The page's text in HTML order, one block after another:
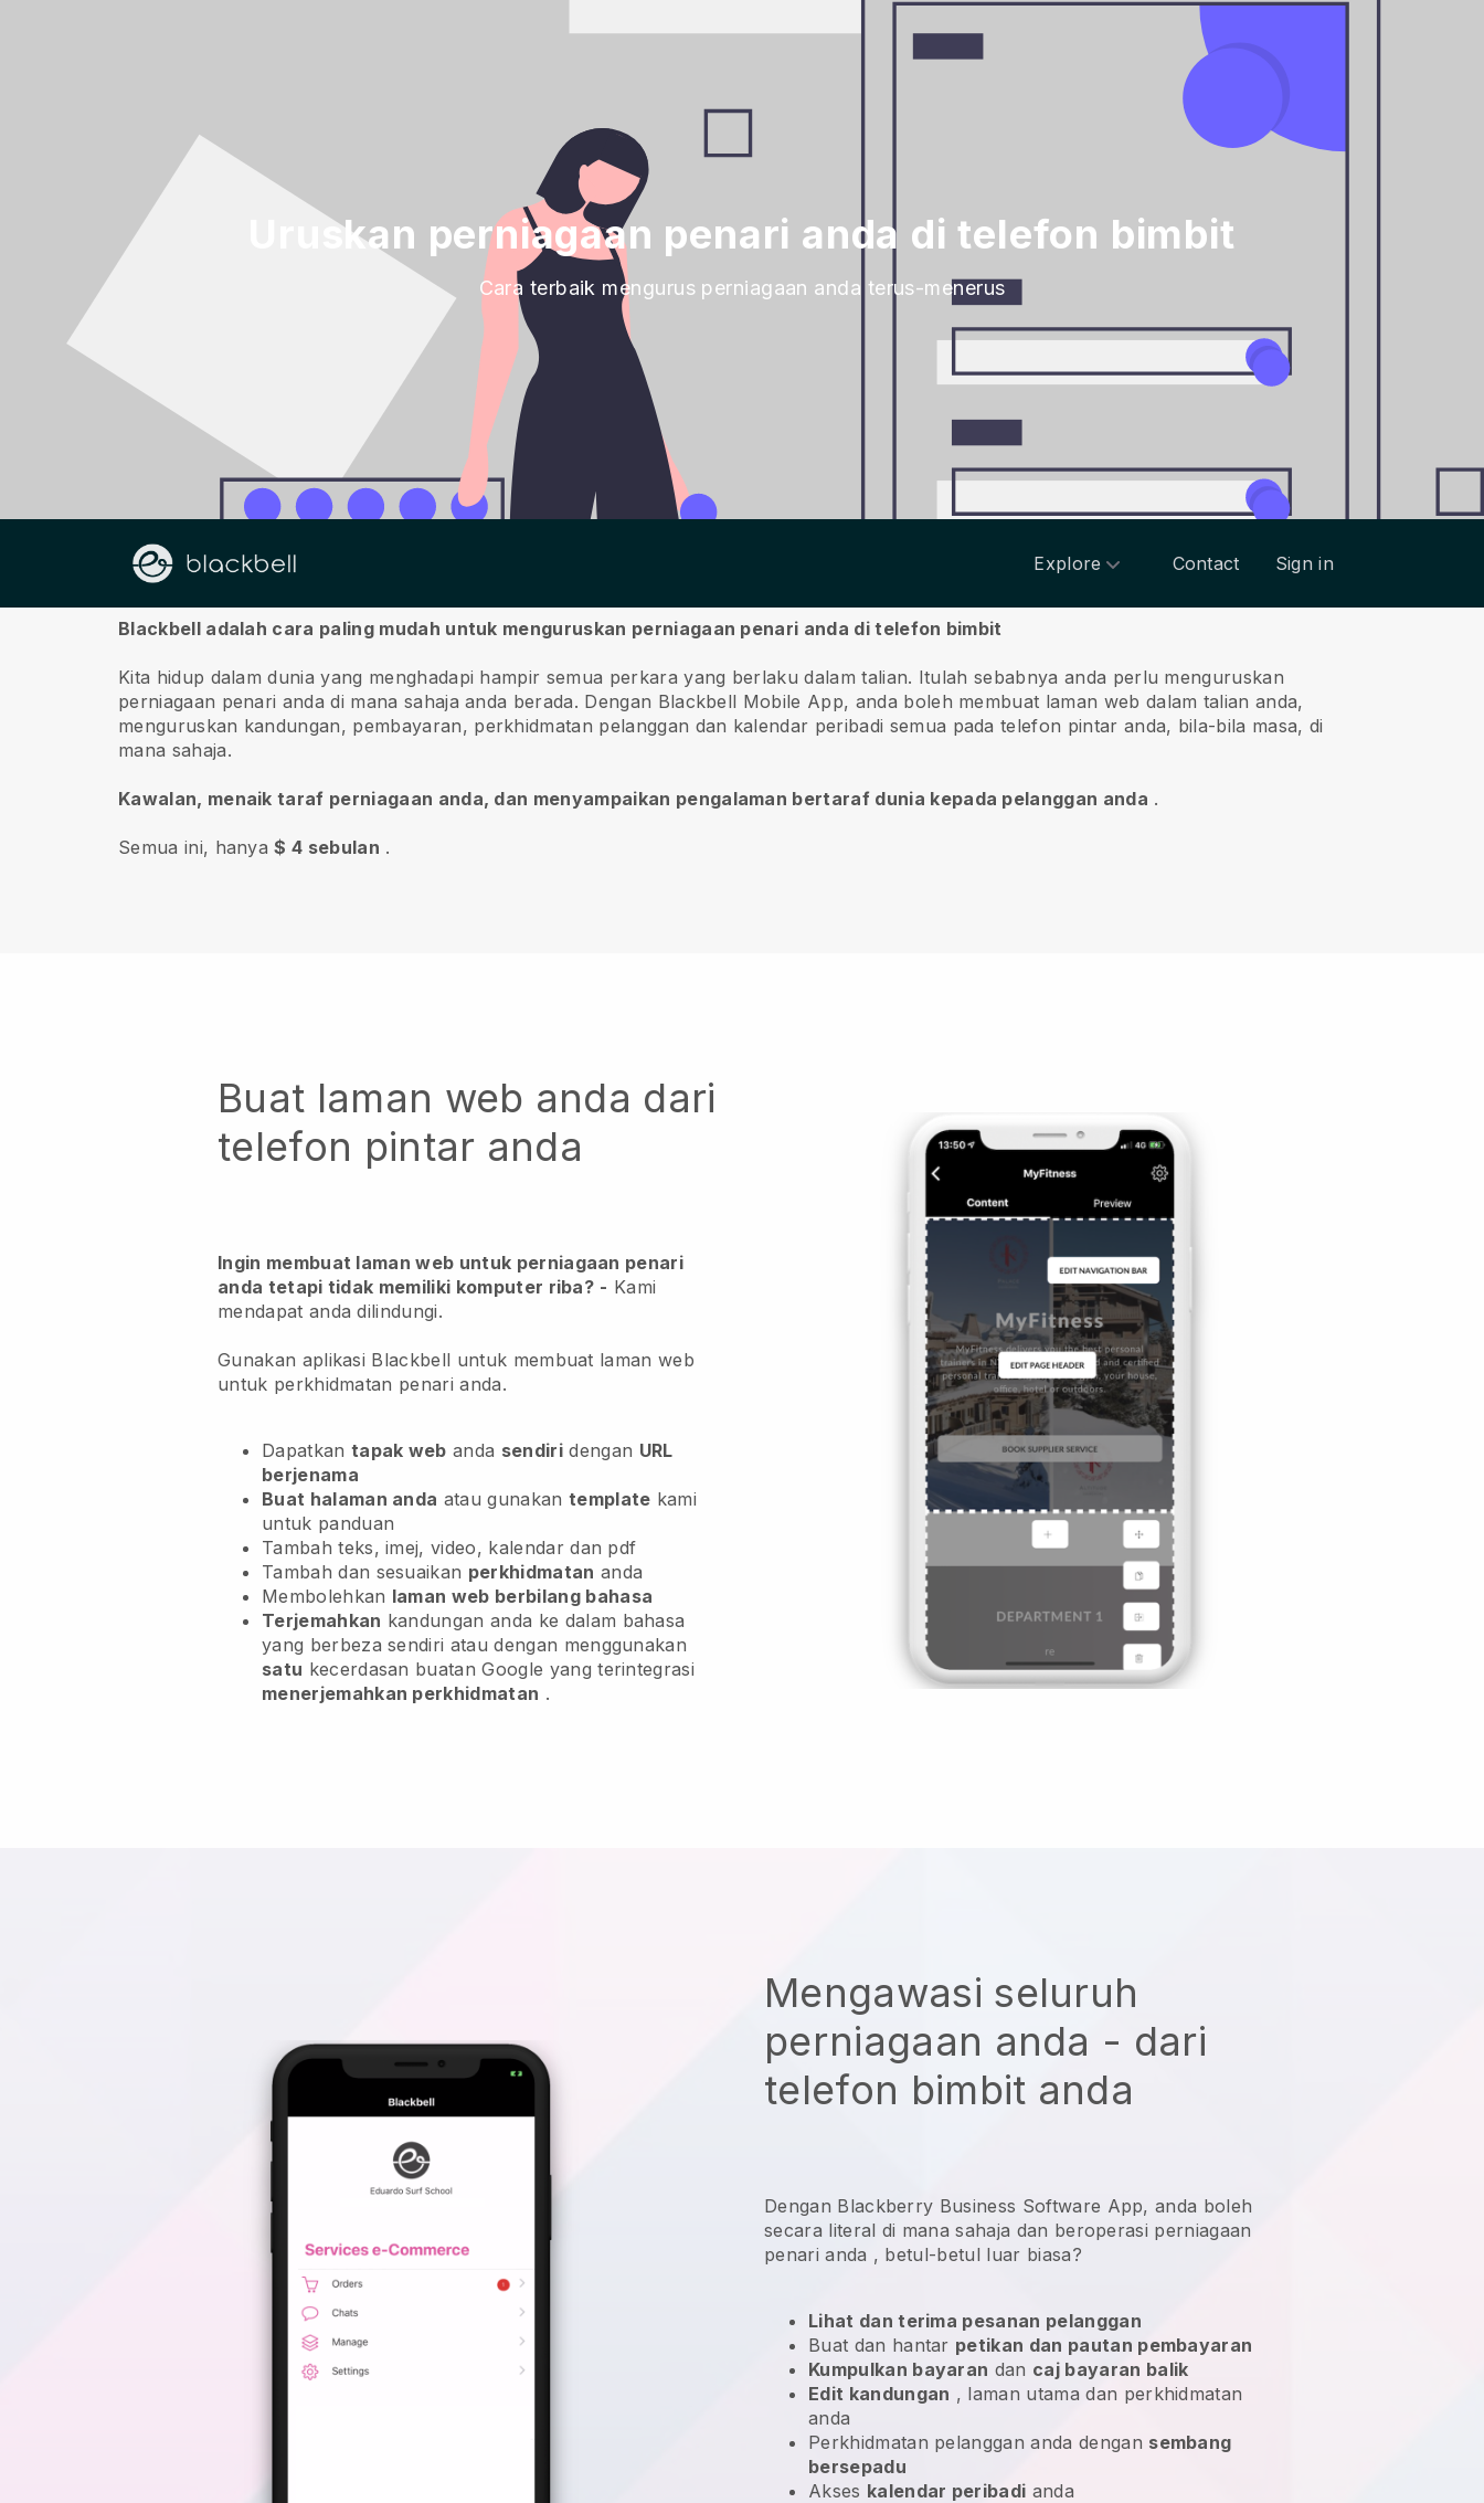
Uruskan perniagaan penari anda di telefon bimbit
Cara terbaik mengurus perniagaan anda terus-menerus
Explore Contact Sign in
Tentang kita
Blackbell adalah cara paling mudah untuk menguruskan perniagaan penari anda di telefon bimbit
Kita hidup dalam dunia yang menghadapi hampir semua perkara yang berlaku dalam talian. Itulah sebabnya anda perlu menguruskan
perniagaan penari anda di mana sahaja anda berada. Dengan Blackbell Mobile App, anda boleh membuat laman web dalam talian anda,
menguruskan kandungan, pembayaran, perkhidmatan pelanggan dan kalendar peribadi semua pada telefon pintar anda, bila-bila masa, di
mana sahaja.
Kawalan, menaik taraf perniagaan anda, dan menyampaikan pengalaman bertaraf dunia kepada pelanggan anda .
Semua ini, hanya$ 4 sebulan .
Buat laman web anda dari
telefon pintar anda
Ingin membuat laman web untuk perniagaan penari
anda tetapi tidak memiliki komputer riba? - Kami
mendapat anda dilindungi.
Gunakan aplikasi Blackbell untuk membuat laman web
untuk perkhidmatan penari anda.
Dapatkan tapak web anda sendiridengan URL
berjenama
Buat halaman anda atau gunakan template kami
untuk panduan
Tambah teks, imej, video, kalendar dan pdf
Tambah dan sesuaikan perkhidmatan anda
Membolehkan laman web berbilang bahasa
Terjemahkan kandungan anda ke dalam bahasa
yang berbeza sendiri atau dengan menggunakan
satu kecerdasan buatan Google yang terintegrasi
menerjemahkan perkhidmatan .
Mengawasi seluruh
perniagaan anda - dari
telefon bimbit anda
Dengan Blackberry Business Software App, anda boleh
secara literal di mana sahaja dan beroperasi perniagaan
penari anda , betul-betul luar biasa?
Lihat dan terima pesanan pelanggan
Buat dan hantar petikan dan pautan pembayaran
Kumpulkan bayaran dan caj bayaran balik
Edit kandungan , laman utama dan perkhidmatan
anda
Perkhidmatan pelanggan anda dengan sembang
bersepadu
Akses kalendar peribadi anda